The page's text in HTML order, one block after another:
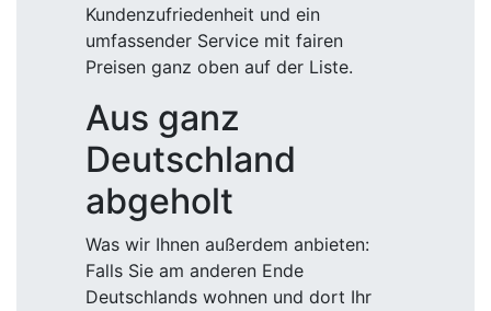
Kundenzufriedenheit und ein
umfassender Service mit fairen
Preisen ganz oben auf der Liste.
Aus ganz
Deutschland
abgeholt
Was wir Ihnen außerdem anbieten:
Falls Sie am anderen Ende
Deutschlands wohnen und dort Ihr